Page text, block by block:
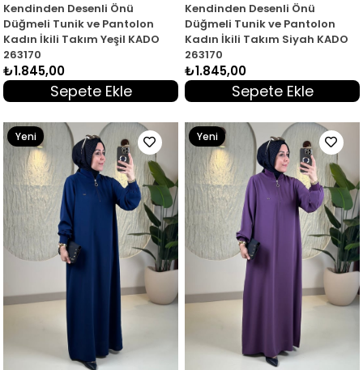
Kendinden Desenli Önü
Düğmeli Tunik ve Pantolon
Kadın İkili Takım Yeşil KADO
263170
₺1.845,00
Sepete Ekle
Kendinden Desenli Önü
Düğmeli Tunik ve Pantolon
Kadın İkili Takım Siyah KADO
263170
₺1.845,00
Sepete Ekle
Yeni
Ürün
Yeni
Ürün